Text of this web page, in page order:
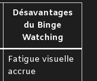
Désavantages
du Binge
Watching
Fatigue visuelle
accrue